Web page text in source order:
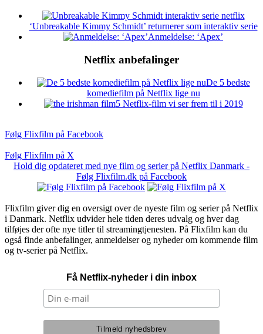
‘Unbreakable Kimmy Schmidt’ returnerer som interaktiv serie
Anmeldelse: ‘Apex’
Netflix anbefalinger
De 5 bedste
komediefilm på Netflix lige nu
5 Netflix-film vi ser frem til i 2019
Følg Flixfilm på Facebook
Følg Flixfilm på X
Hold dig opdateret med nye film og serier på Netflix Danmark -
Følg Flixfilm.dk på Facebook
Flixfilm giver dig en oversigt over de nyeste film og serier på Netflix
i Danmark. Netflix udvider hele tiden deres udvalg og hver dag
tilføjes der ofte nye titler til streamingtjenesten. På Flixfilm kan du
også finde anbefalinger, anmeldelser og nyheder om kommende film
og tv-serier på Netflix.
Få Netflix-nyheder i din inbox